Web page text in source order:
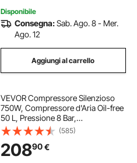
Disponibile
Consegna:Sab. Ago. 8 - Mer.
Ago. 12
Aggiungi al carrello
VEVOR Compressore Silenzioso
750W, Compressore d'Aria Oil-free
50 L, Pressione 8 Bar,
Compressore d'Aria Silenzioso
220V, Compressore Aria Portatile,
Rumorosità: 68 dB, per Esigenze di
Gonfiaggio
(585)
20890€